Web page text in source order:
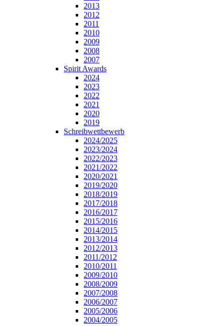
2013
2012
2011
2010
2009
2008
2007
Spirit Awards
2024
2023
2022
2021
2020
2019
Schreibwettbewerb
2024/2025
2023/2024
2022/2023
2021/2022
2020/2021
2019/2020
2018/2019
2017/2018
2016/2017
2015/2016
2014/2015
2013/2014
2012/2013
2011/2012
2010/2011
2009/2010
2008/2009
2007/2008
2006/2007
2005/2006
2004/2005